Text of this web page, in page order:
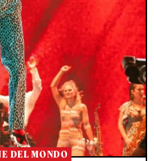
DEL MONDO